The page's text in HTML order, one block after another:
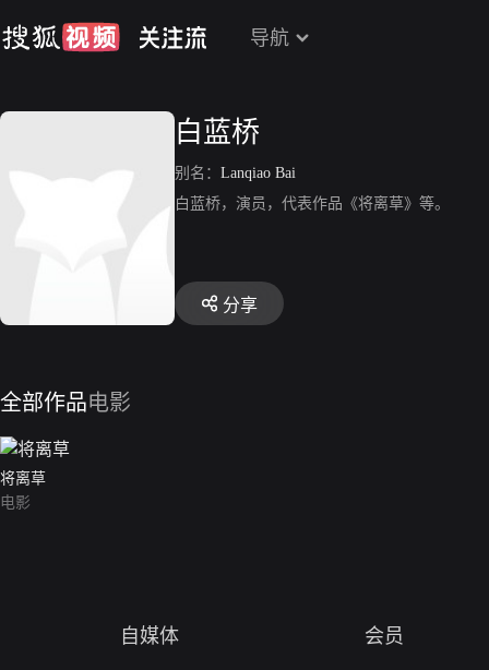
导航
白蓝桥
别名： Lanqiao Bai
白蓝桥，演员，代表作品《将离草》等。
分享
全部作品电影
将离草
电影
自媒体 会员